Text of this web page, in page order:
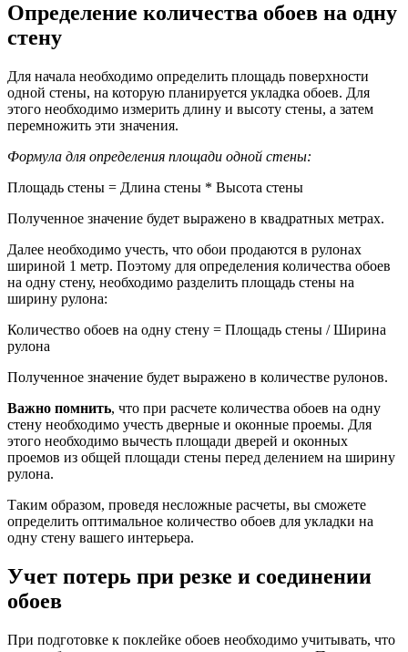
Определение количества обоев на одну
стену
Для начала необходимо определить площадь поверхности
одной стены, на которую планируется укладка обоев. Для
этого необходимо измерить длину и высоту стены, а затем
перемножить эти значения.
Формула для определения площади одной стены:
Площадь стены = Длина стены * Высота стены
Полученное значение будет выражено в квадратных метрах.
Далее необходимо учесть, что обои продаются в рулонах
шириной 1 метр. Поэтому для определения количества обоев
на одну стену, необходимо разделить площадь стены на
ширину рулона:
Количество обоев на одну стену = Площадь стены / Ширина
рулона
Полученное значение будет выражено в количестве рулонов.
Важно помнить, что при расчете количества обоев на одну
стену необходимо учесть дверные и оконные проемы. Для
этого необходимо вычесть площади дверей и оконных
проемов из общей площади стены перед делением на ширину
рулона.
Таким образом, проведя несложные расчеты, вы сможете
определить оптимальное количество обоев для укладки на
одну стену вашего интерьера.
Учет потерь при резке и соединении
обоев
При подготовке к поклейке обоев необходимо учитывать, что